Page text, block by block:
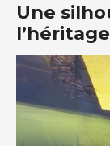
Une